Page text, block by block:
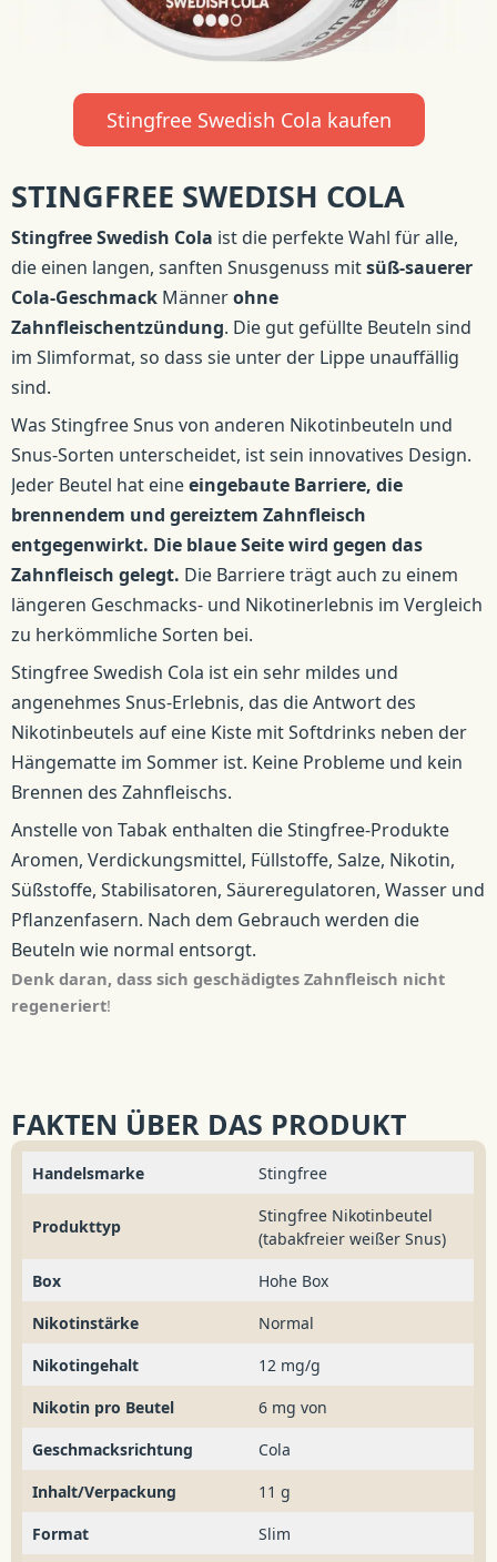
Stingfree Swedish Cola kaufen
STINGFREE SWEDISH COLA
Stingfree Swedish Cola ist die perfekte Wahl für alle,
die einen langen, sanften Snusgenuss mitsüß-sauerer
Cola-Geschmack Männerohne
Zahnfleischentzündung. Die gut gefüllte Beuteln sind
im Slimformat, so dass sie unter der Lippe unauffällig
sind.
Was Stingfree Snus von anderen Nikotinbeuteln und
Snus-Sorten unterscheidet, ist sein innovatives Design.
Jeder Beutel hat eineeingebaute Barriere, die
brennendem und gereiztem Zahnfleisch
entgegenwirkt. Die blaue Seite wird gegen das
Zahnfleisch gelegt. Die Barriere trägt auch zu einem
längeren Geschmacks- und Nikotinerlebnis im Vergleich
zu herkömmliche Sorten bei.
Stingfree Swedish Cola ist ein sehr mildes und
angenehmes Snus-Erlebnis, das die Antwort des
Nikotinbeutels auf eine Kiste mit Softdrinks neben der
Hängematte im Sommer ist. Keine Probleme und kein
Brennen des Zahnfleischs.
Anstelle von Tabak enthalten die Stingfree-Produkte
Aromen, Verdickungsmittel, Füllstoffe, Salze, Nikotin,
Süßstoffe, Stabilisatoren, Säureregulatoren, Wasser und
Pflanzenfasern. Nach dem Gebrauch werden die
Beuteln wie normal entsorgt.
Denk daran, dass sich geschädigtes Zahnfleisch nicht
regeneriert!
FAKTEN ÜBER DAS PRODUKT
Handelsmarke Stingfree
Produkttyp
Stingfree Nikotinbeutel
(tabakfreier weißer Snus)
Box
Hohe Box
Nikotinstärke
Normal
Nikotingehalt
12 mg/g
Nikotin pro Beutel
6 mg von
Geschmacksrichtung
Cola
Inhalt/Verpackung
11 g
Format
Slim